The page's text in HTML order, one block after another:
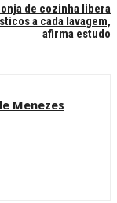
de cozinha libera
a cada lavagem,
afirma estudo
Menezes